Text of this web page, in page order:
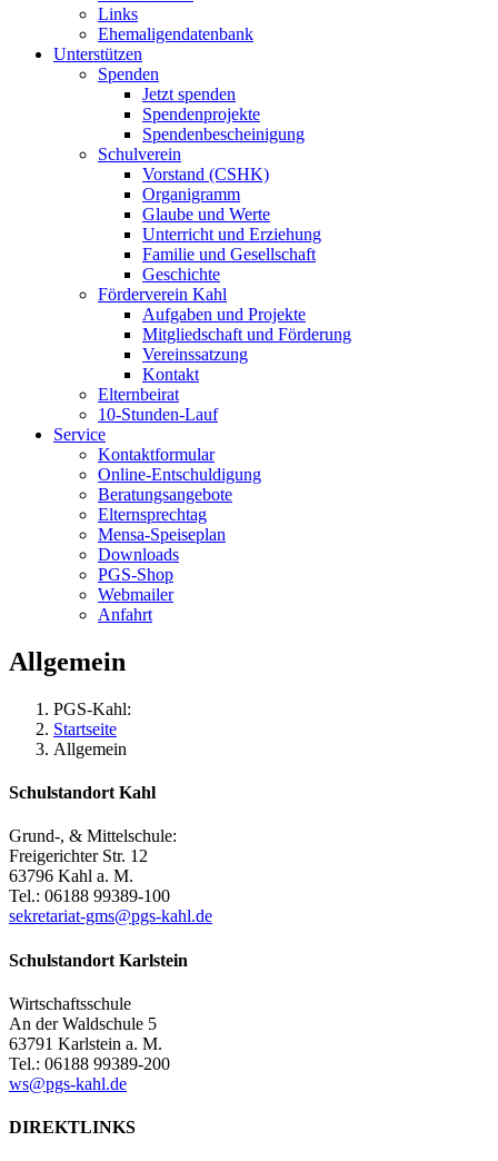
Links
Ehemaligendatenbank
Unterstützen
Spenden
Jetzt spenden
Spendenprojekte
Spendenbescheinigung
Schulverein
Vorstand (CSHK)
Organigramm
Glaube und Werte
Unterricht und Erziehung
Familie und Gesellschaft
Geschichte
Förderverein Kahl
Aufgaben und Projekte
Mitgliedschaft und Förderung
Vereinssatzung
Kontakt
Elternbeirat
10-Stunden-Lauf
Service
Kontaktformular
Online-Entschuldigung
Beratungsangebote
Elternsprechtag
Mensa-Speiseplan
Downloads
PGS-Shop
Webmailer
Anfahrt
Allgemein
PGS-Kahl:
Startseite
Allgemein
Schulstandort Kahl
Grund-, & Mittelschule:
Freigerichter Str. 12
63796 Kahl a. M.
Tel.: 06188 99389-100
sekretariat-gms@pgs-kahl.de
Schulstandort Karlstein
Wirtschaftsschule
An der Waldschule 5
63791 Karlstein a. M.
Tel.: 06188 99389-200
ws@pgs-kahl.de
DIREKTLINKS